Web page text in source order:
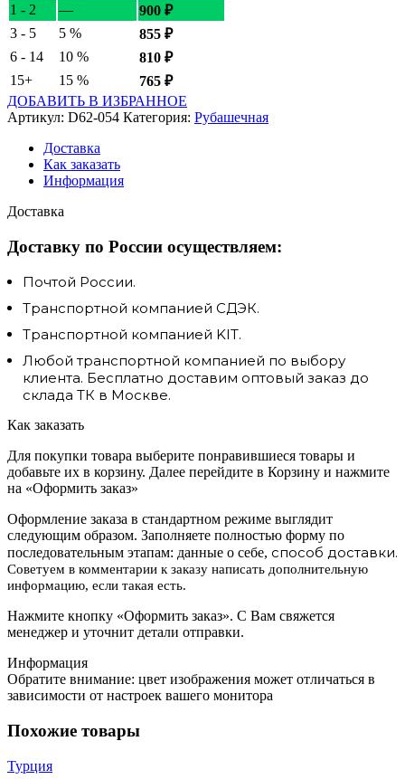
1 - 2
— 900 ₽
3 - 5
5 % 855 ₽
6 - 14
10 % 810 ₽
15+
15 % 765 ₽
ДОБАВИТЬ В ИЗБРАННОЕ
Артикул: D62-054 Категория: Рубашечная
Доставка
Как заказать
Информация
Доставка
Доставку по России осуществляем:
Почтой России.
Транспортной компанией СДЭК.
Транспортной компанией KIT.
Любой транспортной компанией по выбору
клиента. Бесплатно доставим оптовый заказ до
склада ТК в Москве.
Как заказать
Для покупки товара выберите понравившиеся товары и
добавьте их в корзину. Далее перейдите в Корзину и нажмите
на «Оформить заказ»
Оформление заказа в стандартном режиме выглядит
следующим образом. Заполняете полностью форму по
последовательным этапам: данные о себе, способ доставки.
Советуем в комментарии к заказу написать дополнительную
информацию, если такая есть.
Нажмите кнопку «Оформить заказ». С Вам свяжется
менеджер и уточнит детали отправки.
Информация
Обратите внимание: цвет изображения может отличаться в
зависимости от настроек вашего монитора
Похожие товары
Турция